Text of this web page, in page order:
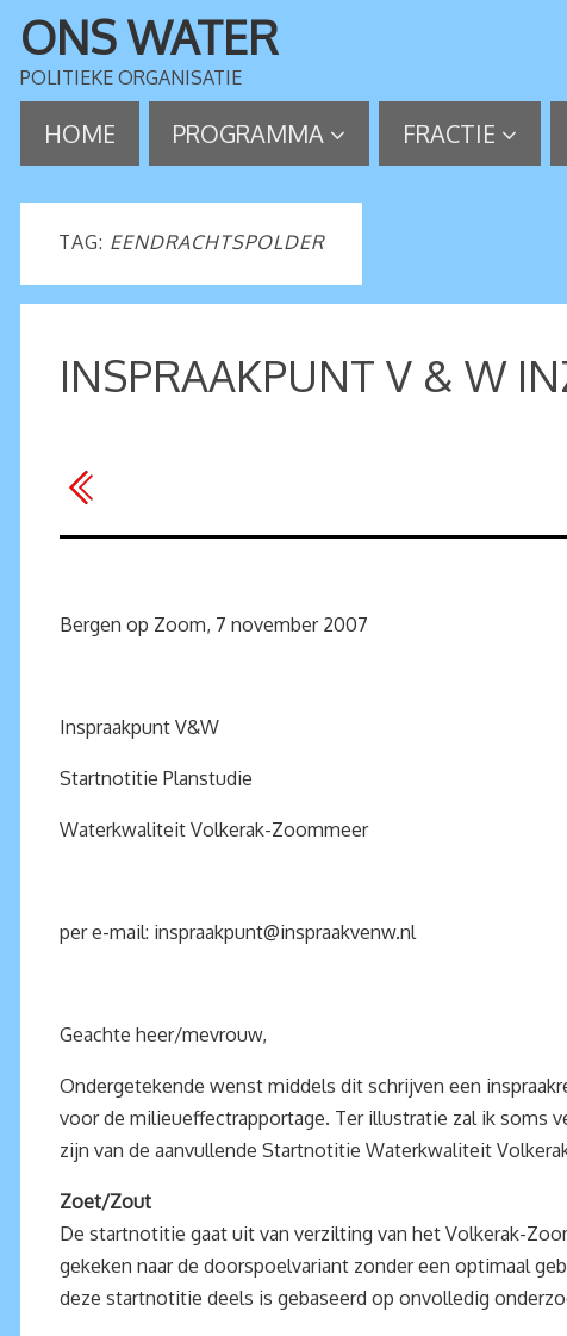
ONS WATER
POLITIEKE ORGANISATIE
HOME PROGRAMMA FRACTIE
TAG: EENDRACHTSPOLDER
INSPRAAKPUNT V & W
Bergen op Zoom, 7 november 2007
Inspraakpunt V&W
Startnotitie Planstudie
Waterkwaliteit Volkerak-Zoommeer
per e-mail: inspraakpunt@inspraakvenw.nl
Geachte heer/mevrouw,
Ondergetekende wenst middels dit schrijven een
voor de milieueffectrapportage. Ter illustratie zal ik soms
zijn van de aanvullende Startnotitie Waterkwaliteit
Zoet/Zout
De startnotitie gaat uit van verzilting van het Volkerak-
gekeken naar de doorspoelvariant zonder een optimaal
deze startnotitie deels is gebaseerd op onvolledig